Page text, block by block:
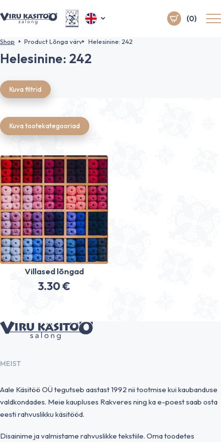
(0)
Shop Product Lõnga värv Helesinine: 242
Helesinine: 242
Kuva filtrid
Kuva tootekategooriad
Villased lõngad
3.30€
MEIST
Aale Käsitöö OÜ tegutseb aastast 1992 nii tootmise kui kaubanduse
valdkondades. Meie kaupluses Rakveres ning ka e-poest saab osta
eesti rahvuslikku käsitööd.
Disainime ja valmistame rahvuslikke tekstiile. Oma toodetes